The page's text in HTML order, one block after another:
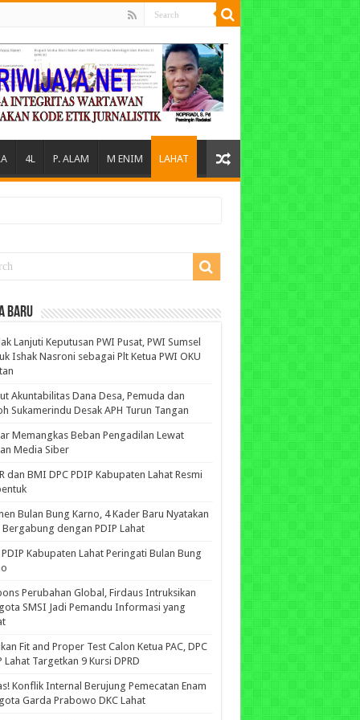
4L P. ALAM M ENIM LAHAT
BARU
Lanjuti Keputusan PWI Pusat, PWI Sumsel
Ishak Nasroni sebagai Plt Ketua PWI OKU
Akuntabilitas Dana Desa, Pemuda dan
Sukamerindu Desak APH Turun Tangan
Memangkas Beban Pengadilan Lewat
Media Siber
dan BMI DPC PDIP Kabupaten Lahat Resmi
Bulan Bung Karno, 4 Kader Baru Nyatakan
Bergabung dengan PDIP Lahat
PDIP Kabupaten Lahat Peringati Bulan Bung
Perubahan Global, Firdaus Intruksikan
SMSI Jadi Pemandu Informasi yang
Fit and Proper Test Calon Ketua PAC, DPC
Lahat Targetkan 9 Kursi DPRD
Konflik Internal Berujung Pemecatan Enam
Garda Prabowo DKC Lahat